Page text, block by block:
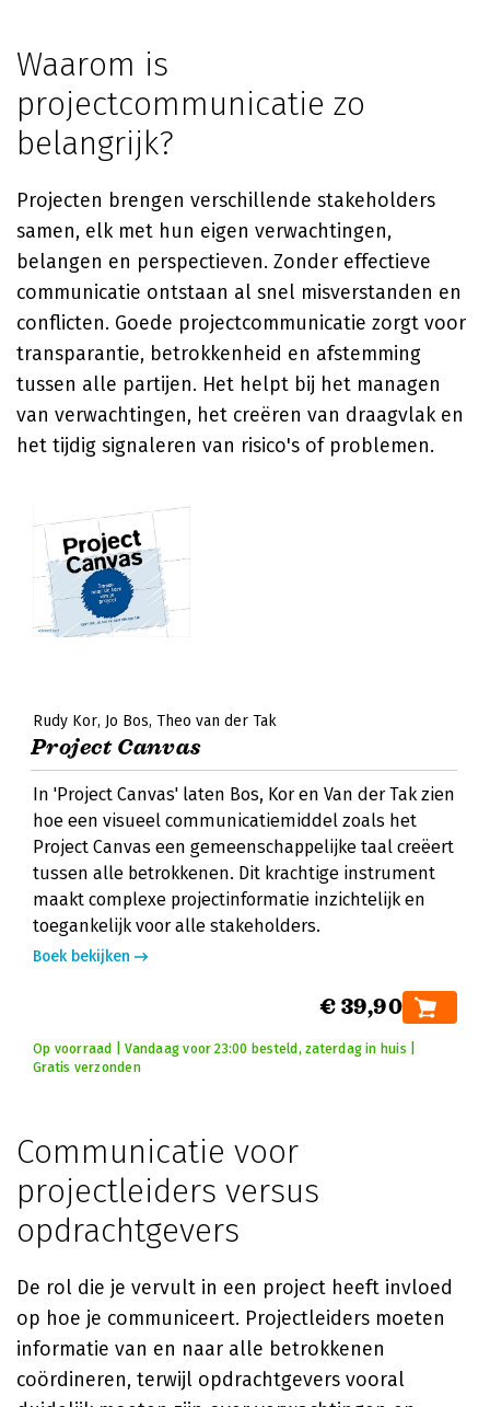
Waarom is
projectcommunicatie zo
belangrijk?
Projecten brengen verschillende stakeholders
samen, elk met hun eigen verwachtingen,
belangen en perspectieven. Zonder effectieve
communicatie ontstaan al snel misverstanden en
conflicten. Goede projectcommunicatie zorgt voor
transparantie, betrokkenheid en afstemming
tussen alle partijen. Het helpt bij het managen
van verwachtingen, het creëren van draagvlak en
het tijdig signaleren van risico's of problemen.
Rudy Kor Jo Bos Theo van der Tak
Project Canvas
In 'Project Canvas' laten Bos, Kor en Van der Tak zien
hoe een visueel communicatiemiddel zoals het
Project Canvas een gemeenschappelijke taal creëert
tussen alle betrokkenen. Dit krachtige instrument
maakt complexe projectinformatie inzichtelijk en
toegankelijk voor alle stakeholders.
Boek bekijken
€ 39,90
Op voorraad | Vandaag voor 23:00 besteld, zaterdag in huis |
Gratis verzonden
Communicatie voor
projectleiders versus
opdrachtgevers
De rol die je vervult in een project heeft invloed
op hoe je communiceert. Projectleiders moeten
informatie van en naar alle betrokkenen
coördineren, terwijl opdrachtgevers vooral